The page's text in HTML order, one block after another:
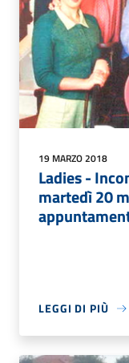
19 MARZO 2018
Ladies -
martedì 20
LEGGI DI PIÙ